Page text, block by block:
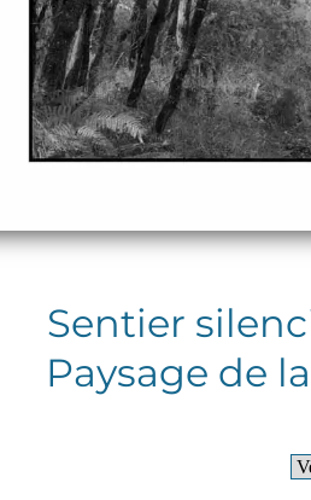
Sentier
Paysage de